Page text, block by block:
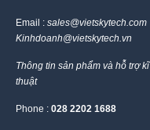
Email : sales@vietskytech.com |
Kinhdoanh@vietskytech.vn
Thông tin sản phẩm và hỗ trợ kĩ
thuật
Phone : 028 2202 1688